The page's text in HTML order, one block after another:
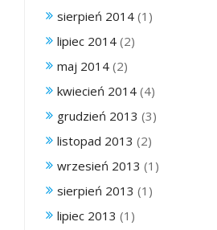
sierpień 2014 (1)
lipiec 2014 (2)
maj 2014 (2)
kwiecień 2014 (4)
grudzień 2013 (3)
listopad 2013 (2)
wrzesień 2013 (1)
sierpień 2013 (1)
lipiec 2013 (1)